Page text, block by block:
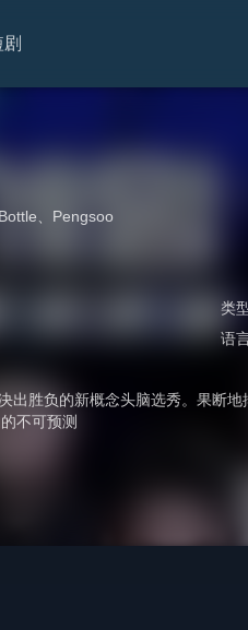
Pengsoo
类
语
出胜负的新概念头脑选秀。果断
不可预测